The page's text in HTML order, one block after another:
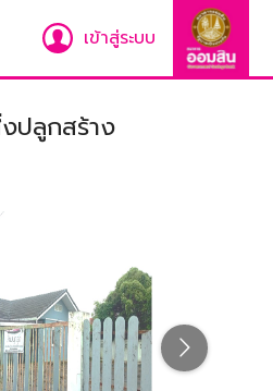
เข้าสู่ระบบ
ปลูกสร้าง